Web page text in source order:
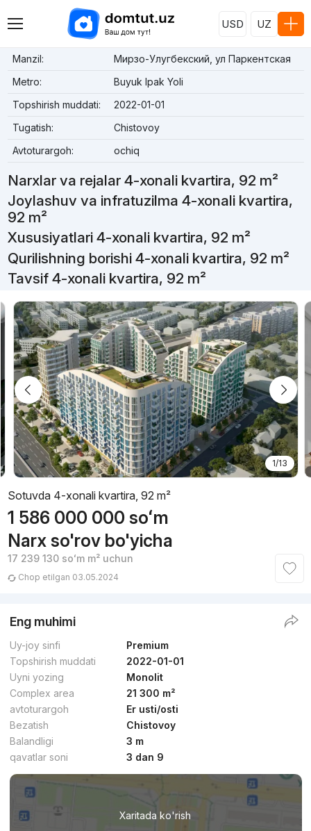
USD UZ
Manzil:
Мирзо-Улугбекский, ул Паркентская
Metro:
Buyuk Ipak Yoli
Topshirish muddati:
2022-01-01
Tugatish:
Chistovoy
Avtoturargoh:
ochiq
Narxlar va rejalar 4-xonali kvartira, 92 m²
Joylashuv va infratuzilma 4-xonali kvartira,
92 m²
Xususiyatlari 4-xonali kvartira, 92 m²
Qurilishning borishi 4-xonali kvartira, 92 m²
Tavsif 4-xonali kvartira, 92 m²
1/13
Sotuvda 4-xonali kvartira, 92 m²
1 586 000 000 soʻm
Narx so'rov bo'yicha
17 239 130 soʻmm² uchun
Chop etilgan 03.05.2024
Eng muhimi
Uy-joy sinfi
Premium
Topshirish muddati
2022-01-01
Uyni yozing
Monolit
Complex area
21 300 m²
avtoturargoh
Er usti/osti
Bezatish
Chistovoy
Balandligi
3 m
qavatlar soni
3 dan 9
Xaritada ko'rish